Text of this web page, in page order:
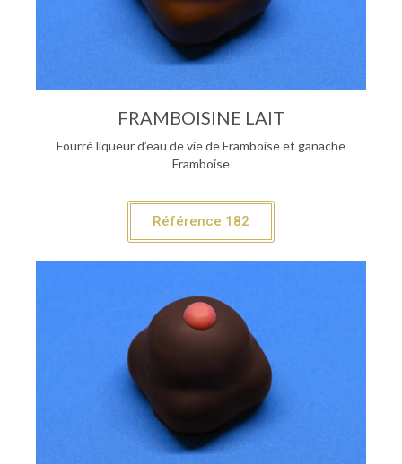
FRAMBOISINE LAIT
Fourré liqueur d’eau de vie de Framboise et ganache
Framboise
Référence 182